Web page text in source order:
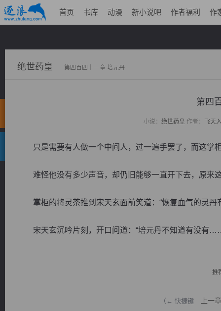
首页 书库 动漫 新小说吧 作者福利 作
绝世药皇 第四百四十一章 培元丹
第四
小说： 绝世药皇 作者： 飞天
只是需要有人做一个中间人，过一遍手罢了，而这掌
难怪他没有多少声音，却仍旧能够一直开下去，原来
掌柜的将灵茶推到宋天玄面前笑道：“恢复血气的灵丹
宋天玄沉吟片刻，开口问道：“培元丹不知道有没有
推
（← 快捷键 上一章